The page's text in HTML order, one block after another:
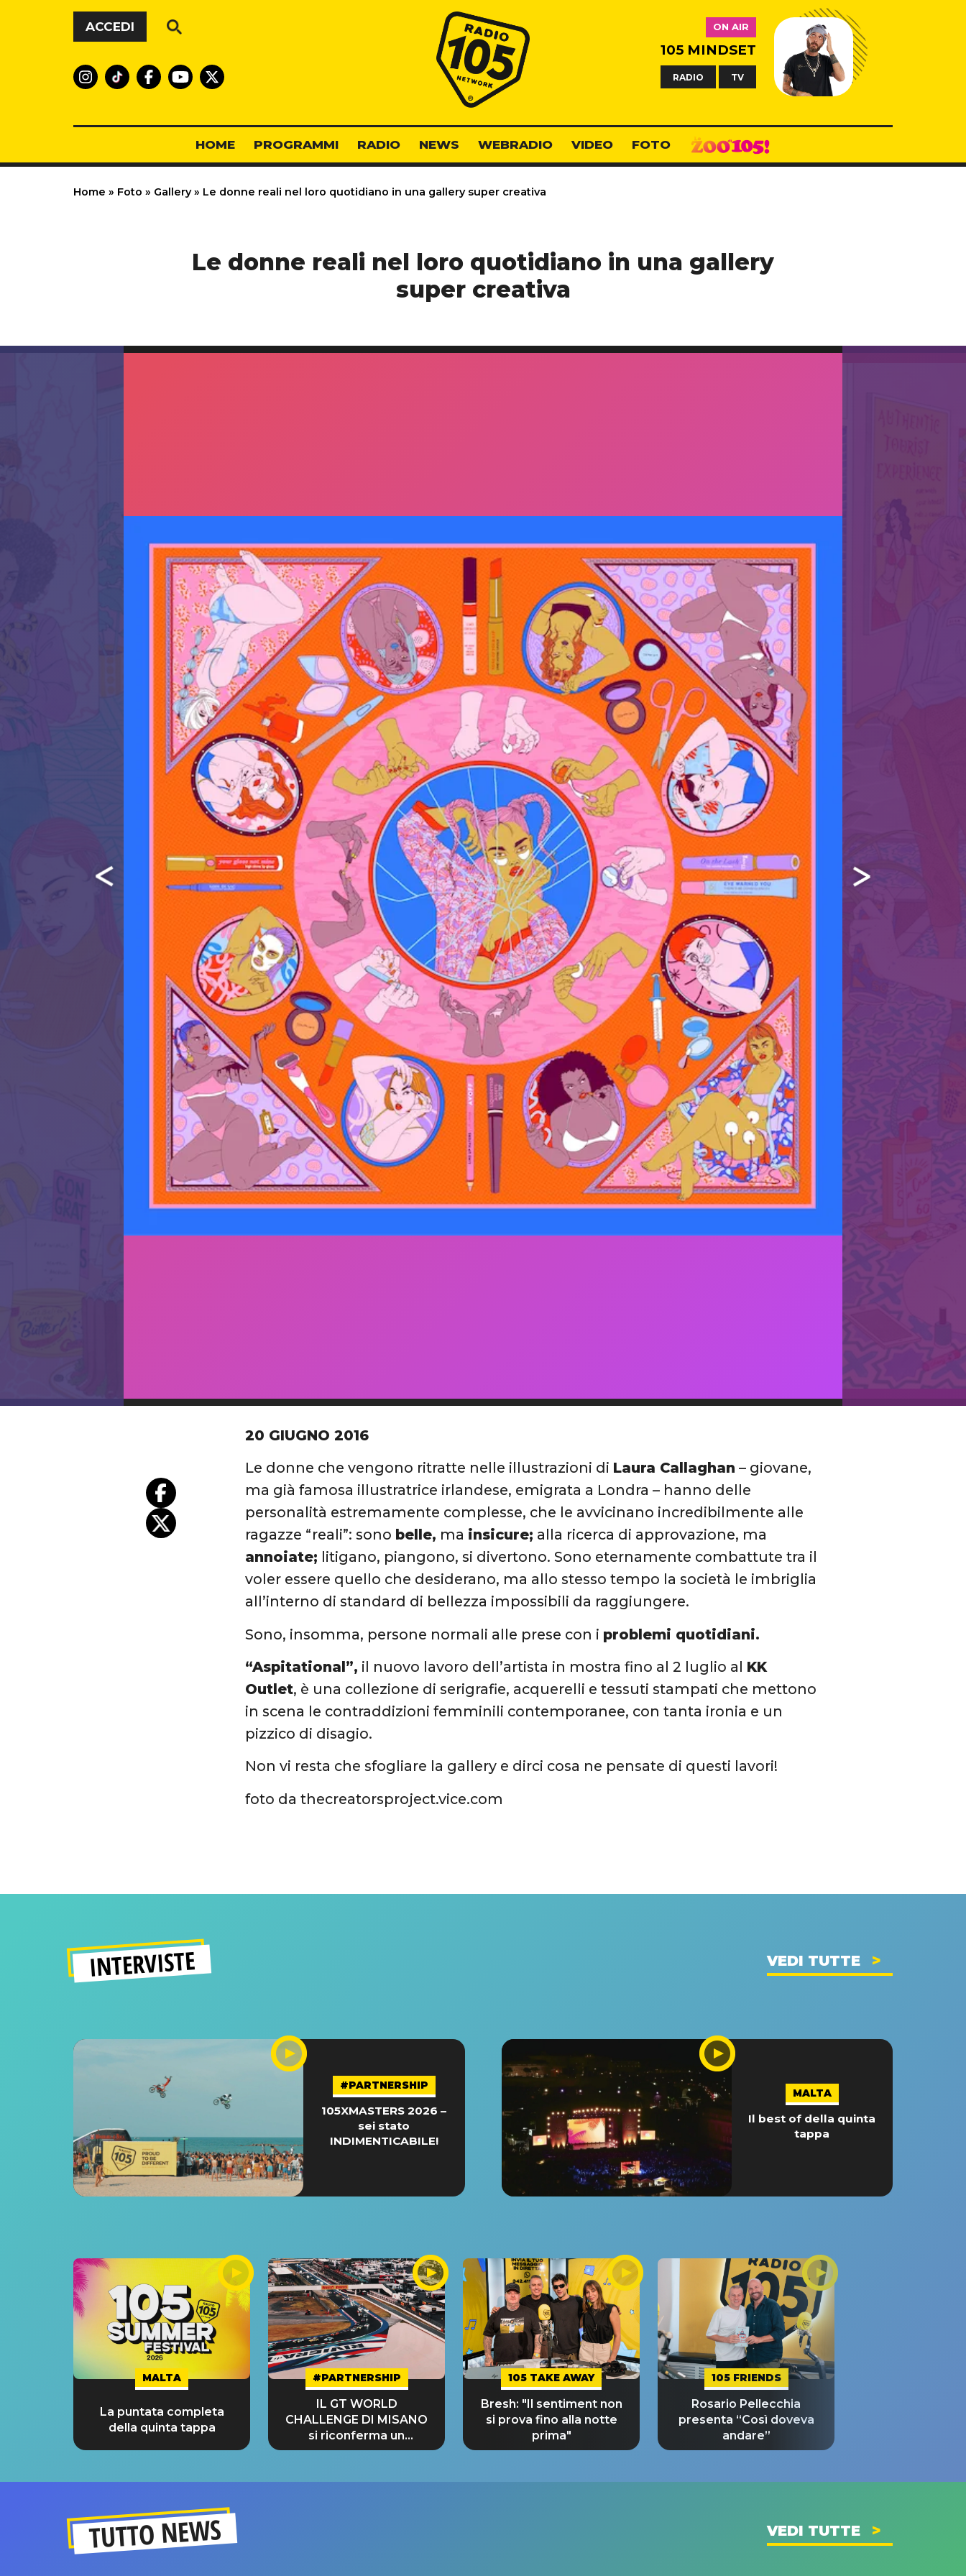
Vai al contenuto
ACCEDI
Radio 105
ON AIR
105 MINDSET
RADIO TV
HOME PROGRAMMI RADIO NEWS WEBRADIO VIDEO FOTO
Home » Foto » Gallery » Le donne reali nel loro quotidiano in una gallery super creativa
Le donne reali nel loro quotidiano in una gallery
super creativa
20 GIUGNO 2016
Le donne che vengono ritratte nelle illustrazioni di Laura Callaghan – giovane,
ma già famosa illustratrice irlandese, emigrata a Londra – hanno delle
personalità estremamente complesse, che le avvicinano incredibilmente alle
ragazze “reali”: sono belle, ma insicure; alla ricerca di approvazione, ma
annoiate; litigano, piangono, si divertono. Sono eternamente combattute tra il
voler essere quello che desiderano, ma allo stesso tempo la società le imbriglia
all’interno di standard di bellezza impossibili da raggiungere.
Sono, insomma, persone normali alle prese con i problemi quotidiani.
“Aspitational”, il nuovo lavoro dell’artista in mostra fino al 2 luglio al KK
Outlet, è una collezione di serigrafie, acquerelli e tessuti stampati che mettono
in scena le contraddizioni femminili contemporanee, con tanta ironia e un
pizzico di disagio.
Non vi resta che sfogliare la gallery e dirci cosa ne pensate di questi lavori!
foto da thecreatorsproject.vice.com
INTERVISTE VEDI TUTTE
#PARTNERSHIP
105XMASTERS 2026 –
sei stato
INDIMENTICABILE!
MALTA
Il best of della quinta
tappa
MALTA
La puntata completa
della quinta tappa
#PARTNERSHIP
IL GT WORLD
CHALLENGE DI MISANO
si riconferma un
GRANDE SUCCESSO!
105 TAKE AWAY
Bresh: "Il sentiment non
si prova fino alla notte
prima"
105 FRIENDS
Rosario Pellecchia
presenta “Così doveva
andare”
TUTTO NEWS VEDI TUTTE